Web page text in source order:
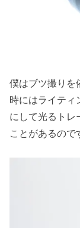
僕はブツ撮りを
時にはライティ
にして光るトレ
ことがあるので